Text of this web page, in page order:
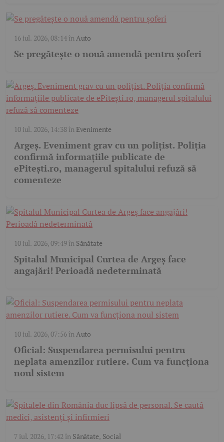
16 iul. 2026, 08:14înAuto
Se pregătește o nouă amendă pentru șoferi
10 iul. 2026, 14:38în Evenimente
Argeș. Eveniment grav cu un polițist. Poliția
confirmă informațiile publicate de
ePitești.ro, managerul spitalului refuză să
comenteze
10 iul. 2026, 09:49în Sănătate
Spitalul Municipal Curtea de Argeș face
angajări! Perioadă nedeterminată
10 iul. 2026, 07:56înAuto
Oficial: Suspendarea permisului pentru
neplata amenzilor rutiere. Cum va funcționa
noul sistem
7 iul. 2026, 17:42 în Sănătate, Social